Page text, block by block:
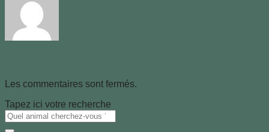
Les commentaires sont fermés.
Tapez ici votre recherche